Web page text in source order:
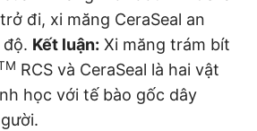
đi, xi măng CeraSeal an
Kết luận: Xi măng trám bít
RCS và CeraSeal là hai vật
học với tế bào gốc dây